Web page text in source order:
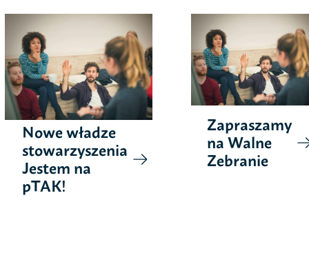
Nowe władze
stowarzyszenia
Jestem na
pTAK!
Zapraszamy
na Walne
Zebranie